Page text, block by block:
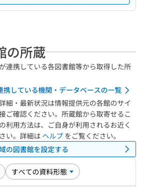
の所蔵
連携している各図書館等から取得した所
携している機関・データベースの一覧
細・最新状況は情報提供元の各館のサイ
ご確認ください。所蔵館から取寄せるこ
利用方法は、ご自身が利用されるお近く
い。詳細は ヘルプ をご覧ください。
の図書館を設定する